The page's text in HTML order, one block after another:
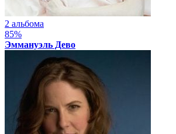
2 альбома
85%
Эммануэль Дево